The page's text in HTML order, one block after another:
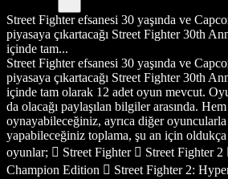
Street Fighter efsanesi 30 yaşında ve
piyasaya çıkartacağı Street Fighter 30th
içinde tam...
Street Fighter efsanesi 30 yaşında ve
piyasaya çıkartacağı Street Fighter 30th
içinde tam olarak 12 adet oyun mevcut.
da olacağı paylaşılan bilgiler arasında. Hem
oynayabileceğiniz, ayrıca diğer
yapabileceğiniz toplama, şu an için
oyunlar;  Street Fighter  Street Fighter 2
Champion Edition  Street Fighter 2: